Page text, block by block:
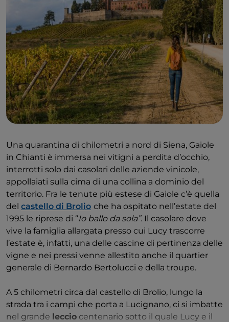
Una quarantina di chilometri a nord di Siena, Gaiole
in Chianti è immersa nei vitigni a perdita d’occhio,
interrotti solo dai casolari delle aziende vinicole,
appollaiati sulla cima di una collina a dominio del
territorio. Fra le tenute più estese di Gaiole c’è quella
del castello di Brolio che ha ospitato nell’estate del
1995 le riprese di “Io ballo da sola”. Il casolare dove
vive la famiglia allargata presso cui Lucy trascorre
l’estate è, infatti, una delle cascine di pertinenza delle
vigne e nei pressi venne allestito anche il quartier
generale di Bernardo Bertolucci e della troupe.
A 5 chilometri circa dal castello di Brolio, lungo la
strada tra i campi che porta a Lucignano, ci si imbatte
nel grande leccio centenario sotto il quale Lucy e il